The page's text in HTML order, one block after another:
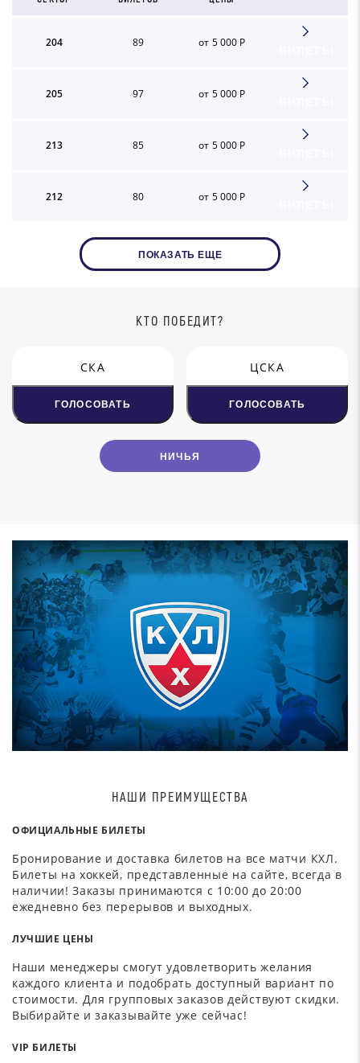
204 89 от 5 000 Р
205 97 от 5 000 Р
213 85 от 5 000 Р
212 80 от 5 000 Р
ПОКАЗАТЬ ЕЩЕ
КТО ПОБЕДИТ?
СКА
ГОЛОСОВАТЬ
НИЧЬЯ
ЦСКА
ГОЛОСОВАТЬ
НАШИ ПРЕИМУЩЕСТВА
ОФИЦИАЛЬНЫЕ БИЛЕТЫ
Бронирование и доставка билетов на все матчи КХЛ.
Билеты на хоккей, представленные на сайте, всегда в
наличии! Заказы принимаются с 10:00 до 20:00
ежедневно без перерывов и выходных.
ЛУЧШИЕ ЦЕНЫ
Наши менеджеры смогут удовлетворить желания
каждого клиента и подобрать доступный вариант по
стоимости. Для групповых заказов действуют скидки.
Выбирайте и заказывайте уже сейчас!
VIP БИЛЕТЫ